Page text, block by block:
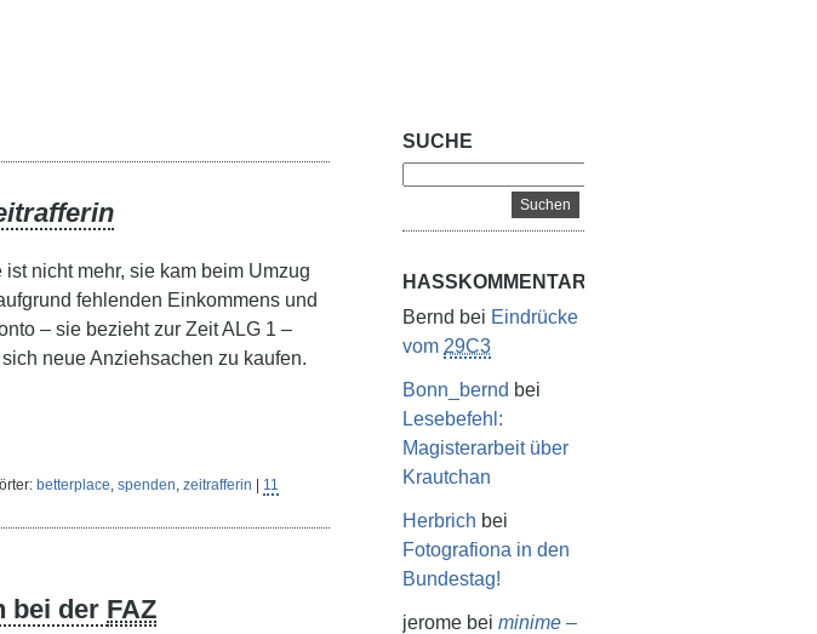
nicht mehr, sie kam beim Umzug
fehlenden Einkommens und
– sie bezieht zur Zeit ALG 1 –
neue Anziehsachen zu kaufen.
betterplace, spenden, zeitrafferin
11
bei der FAZ
SUCHE
HASSKOMMENTARE
Bernd bei Eindrücke
vom 29C3
Bonn_bernd bei
Lesebefehl:
Magisterarbeit über
Krautchan
Herbrich bei
Fotografiona in den
Bundestag!
jerome beiminime –